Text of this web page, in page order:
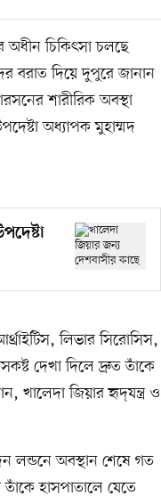
অধীন চিকিৎসা চলছে
বরাত দিয়ে দুপুরে জানান
শারীরিক অবস্থা
অধ্যাপক মুহাম্মদ
লিভার সিরোসিস,
দেখা দিলে দ্রুত তাঁকে
খালেদা জিয়ার হৃদ্‌যন্ত্র ও
লন্ডনে অবস্থান শেষে গত
হাসপাতালে যেতে